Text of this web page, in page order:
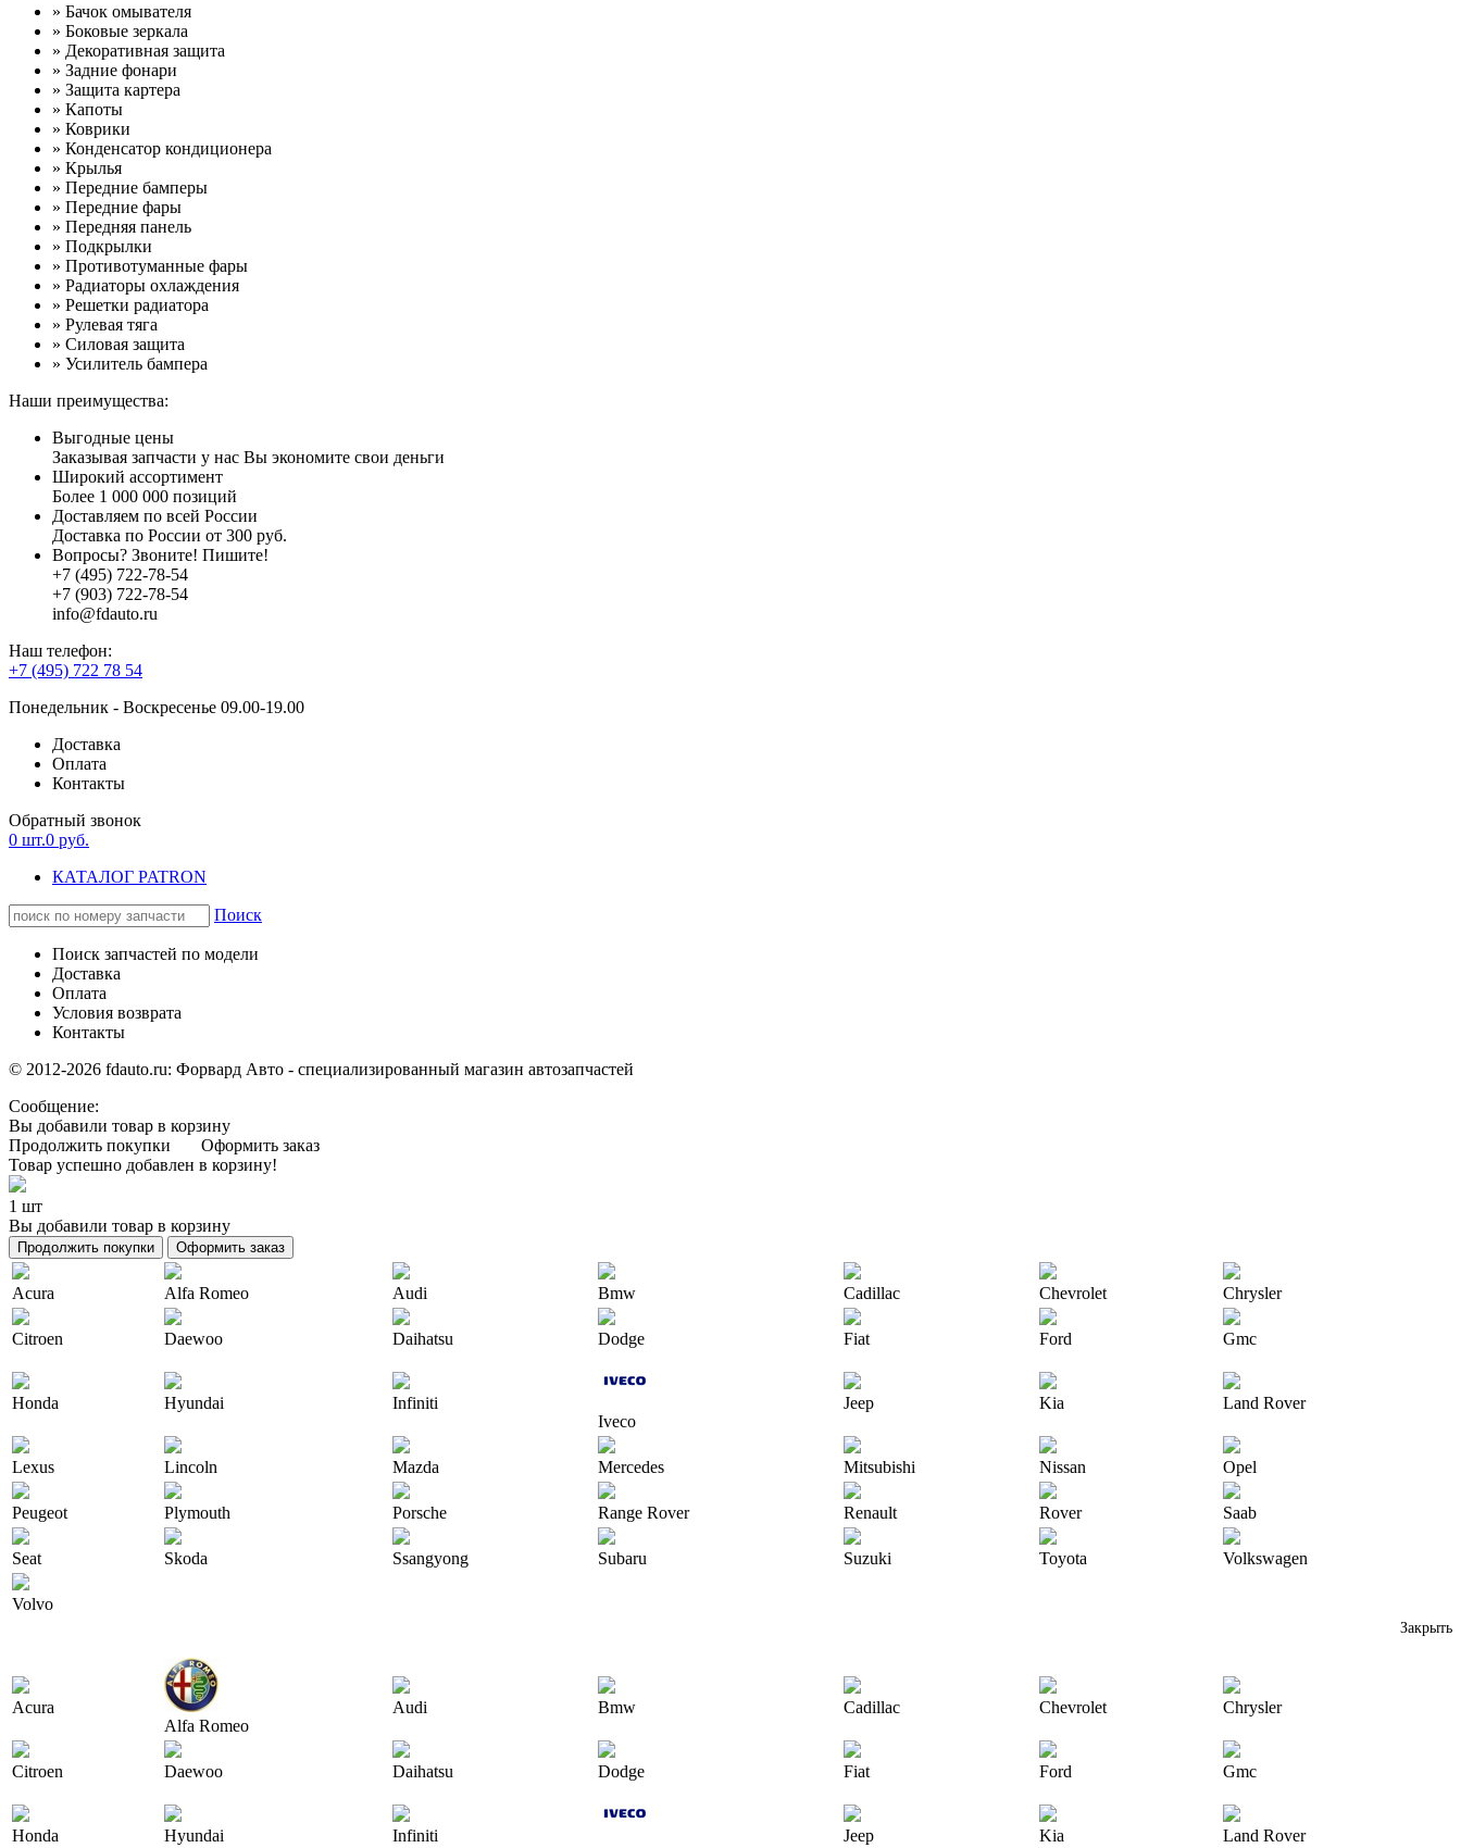
» Бачок омывателя
» Боковые зеркала
» Декоративная защита
» Задние фонари
» Защита картера
» Капоты
» Коврики
» Конденсатор кондиционера
» Крылья
» Передние бамперы
» Передние фары
» Передняя панель
» Подкрылки
» Противотуманные фары
» Радиаторы охлаждения
» Решетки радиатора
» Рулевая тяга
» Силовая защита
» Усилитель бампера
Наши преимущества:
Выгодные цены
Заказывая запчасти у нас Вы экономите свои деньги
Широкий ассортимент
Более 1 000 000 позиций
Доставляем по всей России
Доставка по России от 300 руб.
Вопросы? Звоните! Пишите!
+7 (495) 722-78-54
+7 (903) 722-78-54
info@fdauto.ru
Наш телефон:
+7 (495) 722 78 54
Понедельник - Воскресенье 09.00-19.00
Доставка
Оплата
Контакты
Обратный звонок
0 шт.0 руб.
КАТАЛОГ PATRON
Поиск
Поиск запчастей по модели
Доставка
Оплата
Условия возврата
Контакты
© 2012-2026 fdauto.ru: Форвард Авто - специализированный магазин автозапчастей
Сообщение:
Вы добавили товар в корзину
Продолжить покупки
Оформить заказ
Товар успешно добавлен в корзину!
1 шт
Вы добавили товар в корзину
Продолжить покупки Оформить заказ
Acura Alfa Romeo Audi Bmw Cadillac Chevrolet Chrysler
Citroen Daewoo Daihatsu Dodge Fiat Ford Gmc
Honda Hyundai
Infiniti
Iveco
Jeep Kia Land Rover
Lexus Lincoln Mazda Mercedes Mitsubishi Nissan Opel
Peugeot Plymouth Porsche Range Rover Renault Rover Saab
Seat Skoda Ssangyong Subaru Suzuki Toyota Volkswagen
Volvo
Закрыть
Acura
Alfa Romeo
Audi Bmw Cadillac Chevrolet Chrysler
Citroen Daewoo Daihatsu Dodge Fiat Ford Gmc
Honda Hyundai
Infiniti
Jeep Kia Land Rover